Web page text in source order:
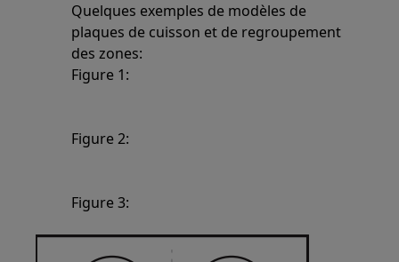
Quelques exemples de modèles de
plaques de cuisson et de regroupement
des zones:
Figure 1:
Figure 2:
Figure 3: